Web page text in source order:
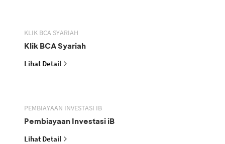
KLIK BCA SYARIAH
Klik BCA Syariah
Lihat Detail
PEMBIAYAAN INVESTASI IB
Pembiayaan Investasi iB
Lihat Detail